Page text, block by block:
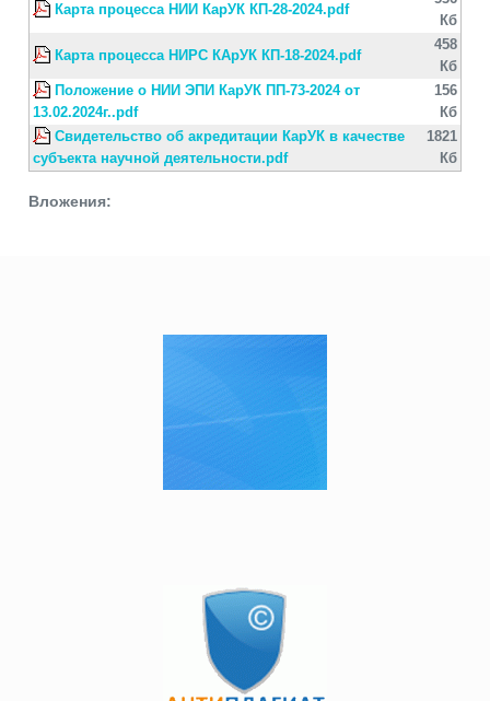
Вложения:
Карта процесса НИИ КарУК КП-28-2024.pdf
Кб
Карта процесса НИРС КАрУК КП-18-2024.pdf
458
Кб
Положение о НИИ ЭПИ КарУК ПП-73-2024 от
13.02.2024г..pdf
156
Кб
Свидетельство об акредитации КарУК в качестве
субъекта научной деятельности.pdf
1821
Кб